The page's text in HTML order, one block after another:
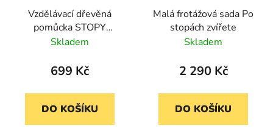
Vzdělávací dřevěná
pomůcka STOPY
LESNÍCH ZVÍŘAT -
Skladem
699 Kč
DO KOŠÍKU
Malá frotážová sada Po
stopách zvířete
Skladem
2 290 Kč
DO KOŠÍKU